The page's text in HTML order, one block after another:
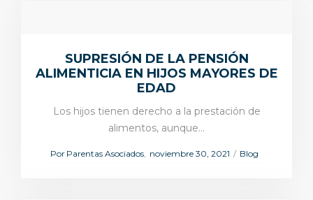
SUPRESIÓN DE LA PENSIÓN
ALIMENTICIA EN HIJOS MAYORES DE
EDAD
Los hijos tienen derecho a la prestación de
alimentos, aunque…
Por Parentas Asociados noviembre 30, 2021 Blog